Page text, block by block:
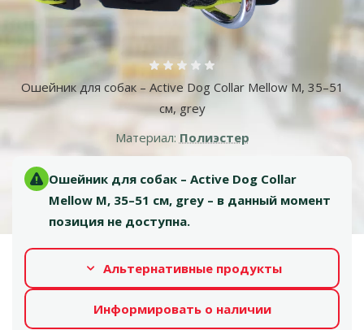
Ошейник для собак – Active Dog Collar Mellow M, 35–51
см, grey
Оценка 0%
Материал: Полиэстер
Ошейник для собак – Active Dog Collar
Mellow M, 35–51 см, grey – в данный момент
позиция не доступна.
Альтернативные продукты
Информировать о наличии